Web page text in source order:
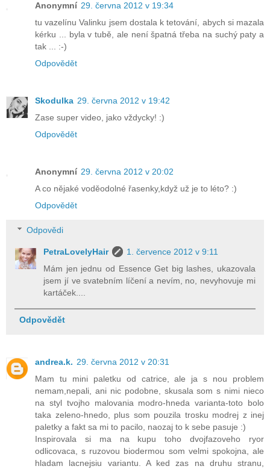
Anonymní 29. června 2012 v 19:34
tu vazelínu Valinku jsem dostala k tetování, abych si mazala
kérku ... byla v tubě, ale není špatná třeba na suchý paty a
tak ... :-)
Odpovědět
Skodulka 29. června 2012 v 19:42
Zase super video, jako vždycky! :)
Odpovědět
Anonymní 29. června 2012 v 20:02
A co nějaké voděodolné řasenky,když už je to léto? :)
Odpovědět
Odpovědi
PetraLovelyHair
1. července 2012 v 9:11
Mám jen jednu od Essence Get big lashes, ukazovala
jsem jí ve svatebním líčení a nevím, no, nevyhovuje mi
kartáček....
Odpovědět
andrea.k. 29. června 2012 v 20:31
Mam tu mini paletku od catrice, ale ja s nou problem
nemam,nepali, ani nic podobne, skusala som s nimi nieco
na styl tvojho malovania modro-hneda varianta-toto bolo
taka zeleno-hnedo, plus som pouzila trosku modrej z inej
paletky a fakt sa mi to pacilo, naozaj to k sebe pasuje :)
Inspirovala si ma na kupu toho dvojfazoveho ryor
odlicovaca, s ruzovou biodermou som velmi spokojna, ale
hladam lacnejsiu variantu. A ked zas na druhu stranu,